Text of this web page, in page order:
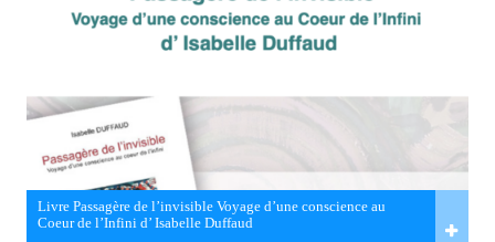
Livre Passagère de l’invisible Voyage d’une conscience au
Coeur de l’Infini d’ Isabelle Duffaud